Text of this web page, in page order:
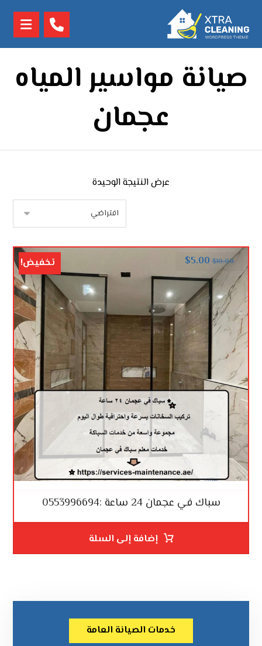
صيانة مواسير المياه
عجمان
عرض النتيجة الوحيدة
سباك في عجمان 24 ساعة :0553996694
$10.00
$5.00 تخفيض!
إضافة إلى السلة
خدمات الصيانة العامة